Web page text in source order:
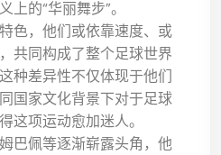
上的“华丽舞步”。
色，他们或依靠速度、或
共同构成了整个足球世界
种差异性不仅体现于他们
国家文化背景下对于足球
这项运动愈加迷人。
巴佩等逐渐崭露头角，他